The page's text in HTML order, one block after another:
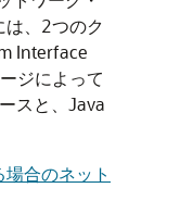
は、2つのク
Interface
ジによって
スと、Java
合のネット